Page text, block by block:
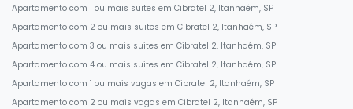
Apartamento com 1 ou mais suites em Cibratel 2, Itanhaém, SP
Apartamento com 2 ou mais suites em Cibratel 2, Itanhaém, SP
Apartamento com 3 ou mais suites em Cibratel 2, Itanhaém, SP
Apartamento com 4 ou mais suites em Cibratel 2, Itanhaém, SP
Apartamento com 1 ou mais vagas em Cibratel 2, Itanhaém, SP
Apartamento com 2 ou mais vagas em Cibratel 2, Itanhaém, SP